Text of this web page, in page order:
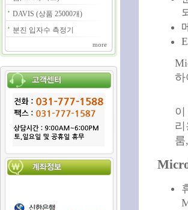
DAVIS (상품 25000개)
분진 입자수 측정기
more
하